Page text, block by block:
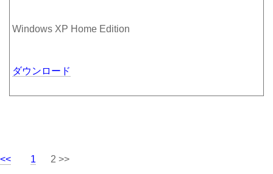
Windows XP Home Edition
ダウンロード
<< 1 2 >>